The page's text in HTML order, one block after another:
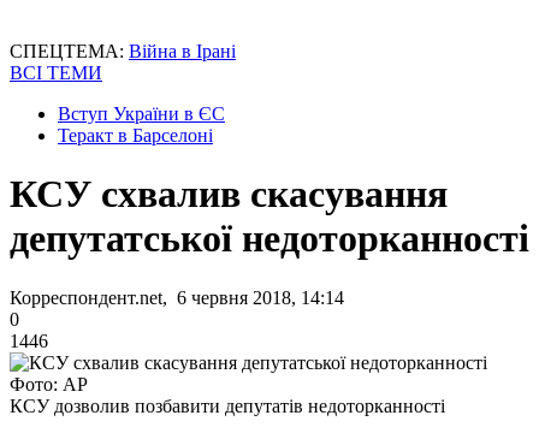
СПЕЦТЕМА: Війна в Ірані
ВСІ ТЕМИ
Вступ України в ЄС
Теракт в Барселоні
КСУ схвалив скасування
депутатської недоторканності
Корреспондент.net, 6 червня 2018, 14:14
0
1446
Фото: AP
КСУ дозволив позбавити депутатів недоторканності